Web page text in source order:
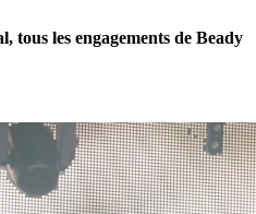
tous les engagements de Beady